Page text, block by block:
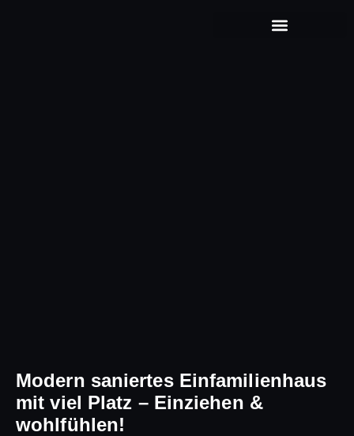
Modern saniertes Einfamilienhaus
mit viel Platz – Einziehen &
wohlfühlen!